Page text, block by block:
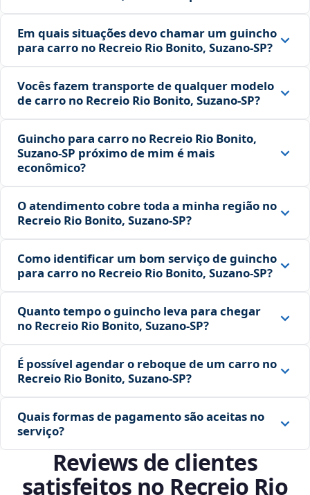
Em quais situações devo chamar um guincho
para carro no Recreio Rio Bonito, Suzano‑SP?
Vocês fazem transporte de qualquer modelo
de carro no Recreio Rio Bonito, Suzano‑SP?
Guincho para carro no Recreio Rio Bonito,
Suzano‑SP próximo de mim é mais
econômico?
O atendimento cobre toda a minha região no
Recreio Rio Bonito, Suzano‑SP?
Como identificar um bom serviço de guincho
para carro no Recreio Rio Bonito, Suzano‑SP?
Quanto tempo o guincho leva para chegar
no Recreio Rio Bonito, Suzano‑SP?
É possível agendar o reboque de um carro no
Recreio Rio Bonito, Suzano‑SP?
Quais formas de pagamento são aceitas no
serviço?
Reviews de clientes
satisfeitos no Recreio Rio